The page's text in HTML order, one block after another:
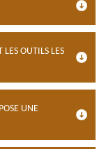
LES OUTILS LES
UNE